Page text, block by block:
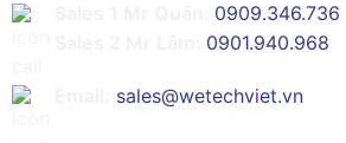
0909.346.736
0901.940.968
sales@wetechviet.vn